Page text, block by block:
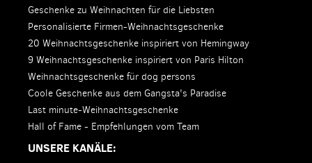
Geschenke zu Weihnachten für die Liebsten
Personalisierte Firmen-Weihnachtsgeschenke
20 Weihnachtsgeschenke inspiriert von Hemingway
9 Weihnachtsgeschenke inspiriert von Paris Hilton
Weihnachtsgeschenke für dog persons
Coole Geschenke aus dem Gangsta's Paradise
Last minute-Weihnachtsgeschenke
Hall of Fame - Empfehlungen vom Team
UNSERE KANÄLE: